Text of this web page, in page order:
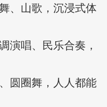
山歌，沉浸式体
唱、民乐合奏，
圈舞，人人都能